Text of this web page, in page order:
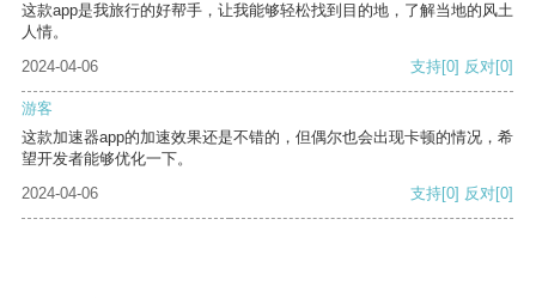
这款app是我旅行的好帮手，让我能够轻松找到目的地，了解当地的风土
人情。
2024-04-06
支持[0] 反对[0]
游客
这款加速器app的加速效果还是不错的，但偶尔也会出现卡顿的情况，希
望开发者能够优化一下。
2024-04-06
支持[0] 反对[0]